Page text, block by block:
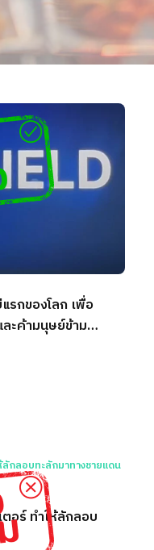
รกของโลก เพื่อ
ะค้ามนุษย์ข้าม
อร์ ทำให้ลักลอบ